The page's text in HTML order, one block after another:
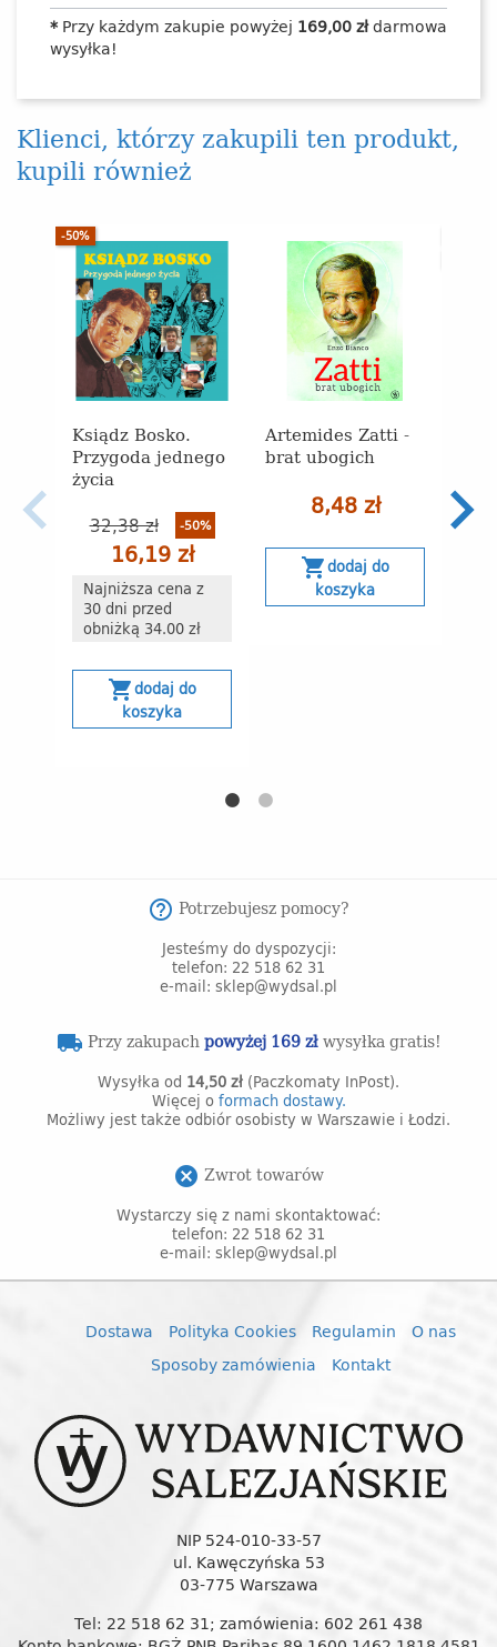
* Przy każdym zakupie powyżej 169,00 złdarmowa
wysyłka!
Klienci, którzy zakupili ten produkt,
kupili również
Ksiądz Bosko.
Przygoda jednego
życia
32,38 zł -50%
16,19 zł
Najniższa cena z
30 dni przed
obniżką 34.00 zł
-50%
shopping_cartdodaj do
koszyka
Artemides Zatti -
brat ubogich
8,48 zł
shopping_cartdodaj do
koszyka
help_outline Potrzebujesz pomocy?
Jesteśmy do dyspozycji:
telefon: 22 518 62 31
e-mail: sklep@wydsal.pl
local_shipping Przy zakupachpowyżej 169 złwysyłka gratis!
Wysyłka od 14,50 zł (Paczkomaty InPost).
Więcej o formach dostawy.
Możliwy jest także odbiór osobisty w Warszawie i Łodzi.
cancel Zwrot towarów
Wystarczy się z nami skontaktować:
telefon: 22 518 62 31
e-mail: sklep@wydsal.pl
Dostawa Polityka Cookies Regulamin
O nas
Sposoby zamówienia
Kontakt
NIP 524-010-33-57
ul. Kawęczyńska 53
03-775 Warszawa
Tel: 22 518 62 31; zamówienia: 602 261 438